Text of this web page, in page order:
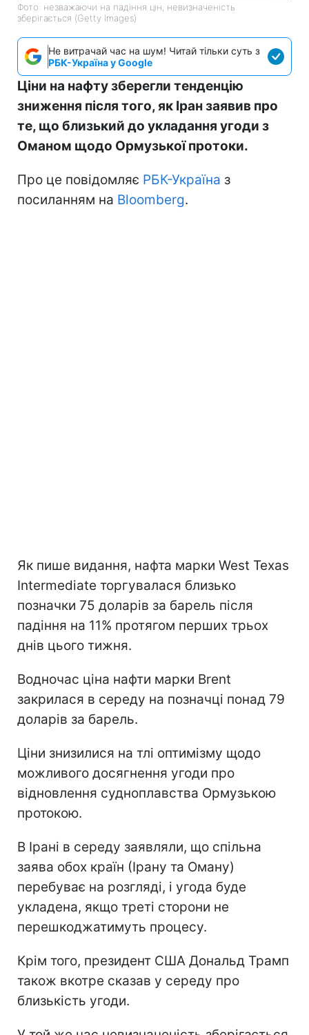
Фото: незважаючи на падіння цін, невизначеність
зберігається (Getty Images)
Не витрачай час на шум! Читай тільки суть з
РБК-Україна у Google
Ціни на нафту зберегли тенденцію
зниження після того, як Іран заявив про
те, що близький до укладання угоди з
Оманом щодо Ормузької протоки.
Про це повідомляє РБК-Україна з
посиланням на Bloomberg.
Як пише видання, нафта марки West Texas
Intermediate торгувалася близько
позначки 75 доларів за барель після
падіння на 11% протягом перших трьох
днів цього тижня.
Водночас ціна нафти марки Brent
закрилася в середу на позначці понад 79
доларів за барель.
Ціни знизилися на тлі оптимізму щодо
можливого досягнення угоди про
відновлення судноплавства Ормузькою
протокою.
В Ірані в середу заявляли, що спільна
заява обох країн (Ірану та Оману)
перебуває на розгляді, і угода буде
укладена, якщо треті сторони не
перешкоджатимуть процесу.
Крім того, президент США Дональд Трамп
також вкотре сказав у середу про
близькість угоди.